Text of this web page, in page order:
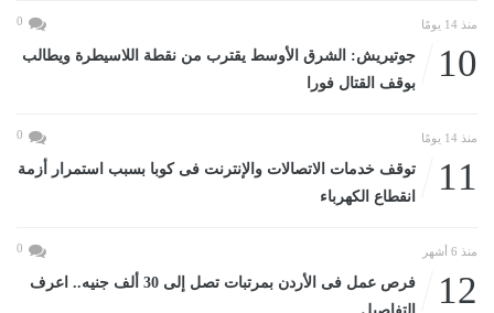
منذ 14 يومًا 0
10
جوتيريش: الشرق الأوسط يقترب من نقطة اللاسيطرة ويطالب
بوقف القتال فورا
منذ 14 يومًا 0
11
توقف خدمات الاتصالات والإنترنت فى كوبا بسبب استمرار أزمة
انقطاع الكهرباء
منذ 6 أشهر 0
12
فرص عمل فى الأردن بمرتبات تصل إلى 30 ألف جنيه.. اعرف